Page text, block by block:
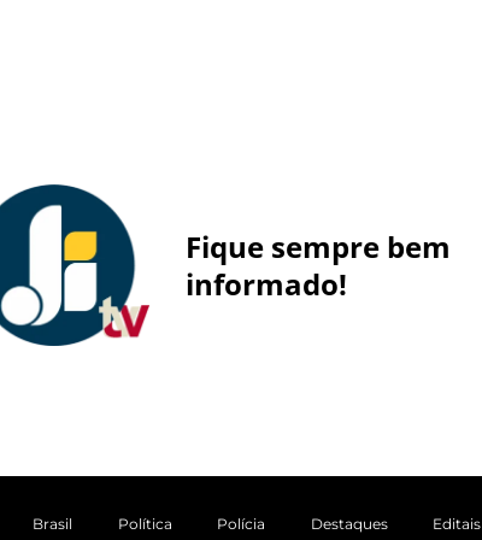
Fique sempre bem
informado!
Brasil Política Polícia Destaques Editais